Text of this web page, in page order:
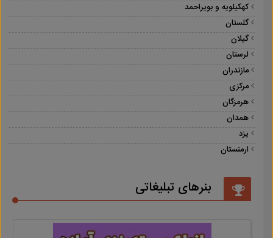
کهکیلویه و بویراحمد
گلستان
گیلان
لرستان
مازندران
مرکزی
هرمزگان
همدان
یزد
ارمنستان
بنرهای تبلیغاتی